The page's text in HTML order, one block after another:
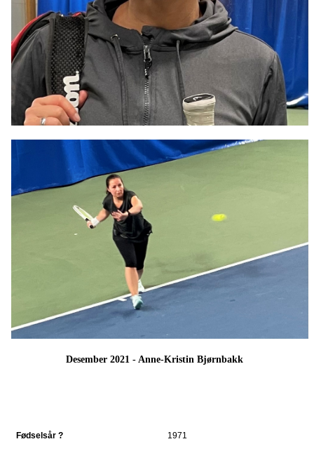
Desember 2021 - Anne-Kristin Bjørnbakk
Fødselsår ? 1971